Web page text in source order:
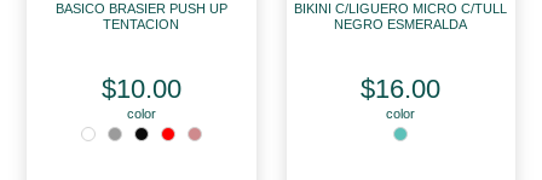
BASICO BRASIER PUSH UP
TENTACION
$10.00
color
BIKINI C/LIGUERO MICRO C/TULL
NEGRO ESMERALDA
$16.00
color